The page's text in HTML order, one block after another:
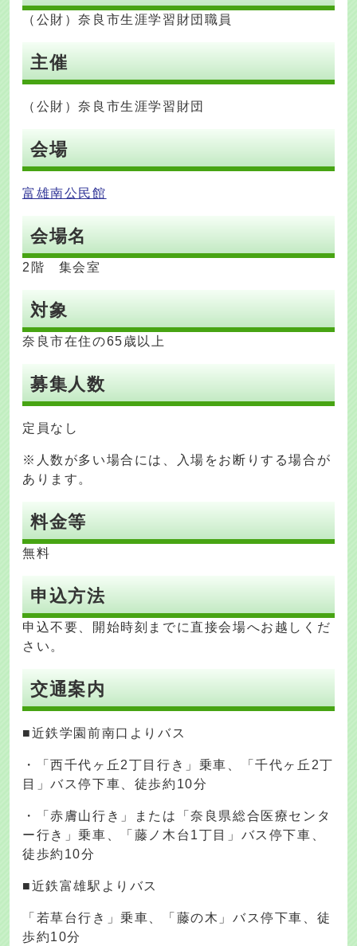
（公財）奈良市生涯学習財団職員
主催
（公財）奈良市生涯学習財団
会場
富雄南公民館
会場名
2階 集会室
対象
奈良市在住の65歳以上
募集人数
定員なし
※人数が多い場合には、入場をお断りする場合が
あります。
料金等
無料
申込方法
申込不要、開始時刻までに直接会場へお越しくだ
さい。
交通案内
■近鉄学園前南口よりバス
・「西千代ヶ丘2丁目行き」乗車、「千代ヶ丘2丁
目」バス停下車、徒歩約10分
・「赤膚山行き」または「奈良県総合医療センタ
ー行き」乗車、「藤ノ木台1丁目」バス停下車、
徒歩約10分
■近鉄富雄駅よりバス
「若草台行き」乗車、「藤の木」バス停下車、徒
歩約10分